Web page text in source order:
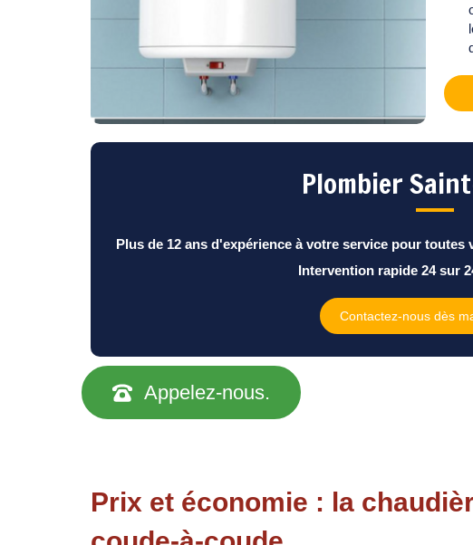
Plombier
Plus de 12 ans d'expérience à votre service pour toutes
Intervention rapide 24 sur
Contactez-nous dès
Appelez-nous.
Prix et économie : la